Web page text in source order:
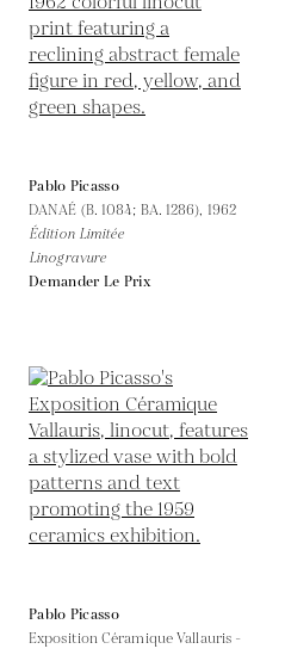
Pablo Picasso
DANAÉ (B. 1084; BA. 1286), 1962
Édition Limitée
Linogravure
Demander Le Prix
Pablo Picasso
Exposition Céramique Vallauris -